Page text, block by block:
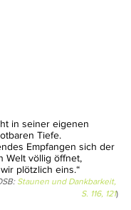
in seiner eigenen
Tiefe.
Empfangen sich der
Welt völlig öffnet,
plötzlich eins.“
Staunen und Dankbarkeit,
S. 116, 121)